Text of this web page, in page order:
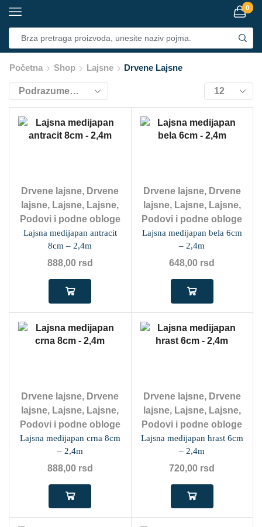
0
Početna Shop Lajsne Drvene Lajsne
Drvene lajsne, Drvene
lajsne, Lajsne, Lajsne,
Podovi i podne obloge
Lajsna medijapan antracit
8cm – 2,4m
888,00 rsd
Drvene lajsne, Drvene
lajsne, Lajsne, Lajsne,
Podovi i podne obloge
Lajsna medijapan bela 6cm
– 2,4m
648,00 rsd
Drvene lajsne, Drvene
lajsne, Lajsne, Lajsne,
Podovi i podne obloge
Lajsna medijapan crna 8cm
– 2,4m
888,00 rsd
Drvene lajsne, Drvene
lajsne, Lajsne, Lajsne,
Podovi i podne obloge
Lajsna medijapan hrast 6cm
– 2,4m
720,00 rsd